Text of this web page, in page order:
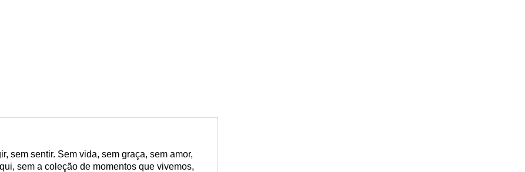
sem sentir. Sem vida, sem graça, sem amor,
sem a coleção de momentos que vivemos,